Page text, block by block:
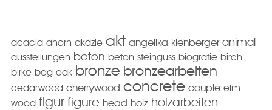
acacia ahorn akazie akt angelika kienberger animal
ausstellungen beton beton steinguss biografie birch
birke bog oak bronze bronzearbeiten
cedarwood cherrywood concrete couple elm
wood figur figure head holz holzarbeiten